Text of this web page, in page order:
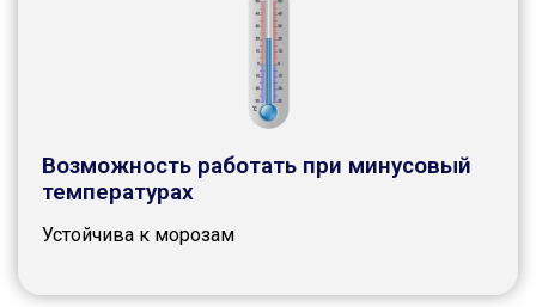
Возможность работать при минусовый
температурах
Устойчива к морозам